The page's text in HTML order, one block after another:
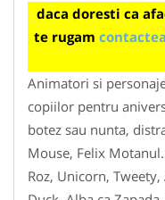
daca doresti ca
te rugam
Animatori si
copiilor pentru
botez sau nunta,
Mouse, Felix
Roz, Unicorn,